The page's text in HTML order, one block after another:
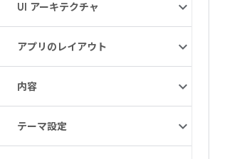
UI アーキテクチャ
アプリのレイアウト
内容
テーマ設定